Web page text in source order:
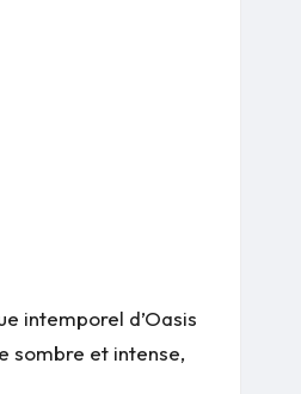
intemporel d’Oasis
sombre et intense,